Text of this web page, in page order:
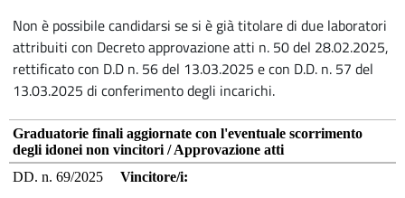
Non è possibile candidarsi se si è già titolare di due laboratori
attribuiti con Decreto approvazione atti n. 50 del 28.02.2025,
rettificato con D.D n. 56 del 13.03.2025 e con D.D. n. 57 del
13.03.2025 di conferimento degli incarichi.
Graduatorie finali aggiornate con l'eventuale scorrimento
degli idonei non vincitori / Approvazione atti
DD. n. 69/2025
Vincitore/i: